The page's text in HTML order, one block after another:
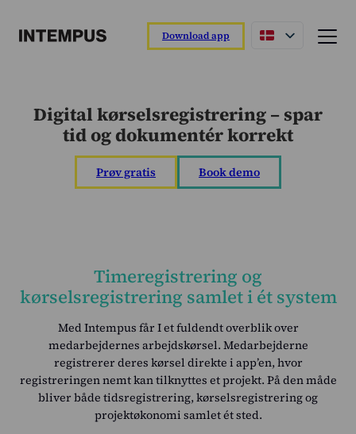
Download app
Intempus app
Registrer din dag direkte fra appen.
Intempus web
Overblik over rapporter og medarbejdere.
Tilslut til dit løn- eller ERP-system.
Læs om vores funktioner
Priser
Kundecases
Digital kørselsregistrering – spar
tid og dokumentér korrekt
Prøv gratis Book demo
Timeregistrering og
kørselsregistrering samlet i ét system
Med Intempus får I et fuldendt overblik over
medarbejdernes arbejdskørsel. Medarbejderne
registrerer deres kørsel direkte i app’en, hvor
registreringen nemt kan tilknyttes et projekt. På den måde
bliver både tidsregistrering, kørselsregistrering og
projektøkonomi samlet ét sted.